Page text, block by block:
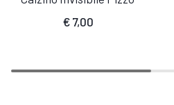
€7,00